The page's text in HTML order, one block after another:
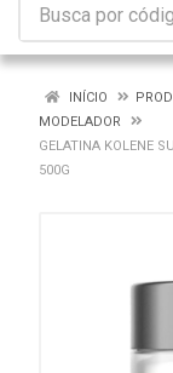
INÍCIO
MODELADOR
GELATINA KOLENE
500G